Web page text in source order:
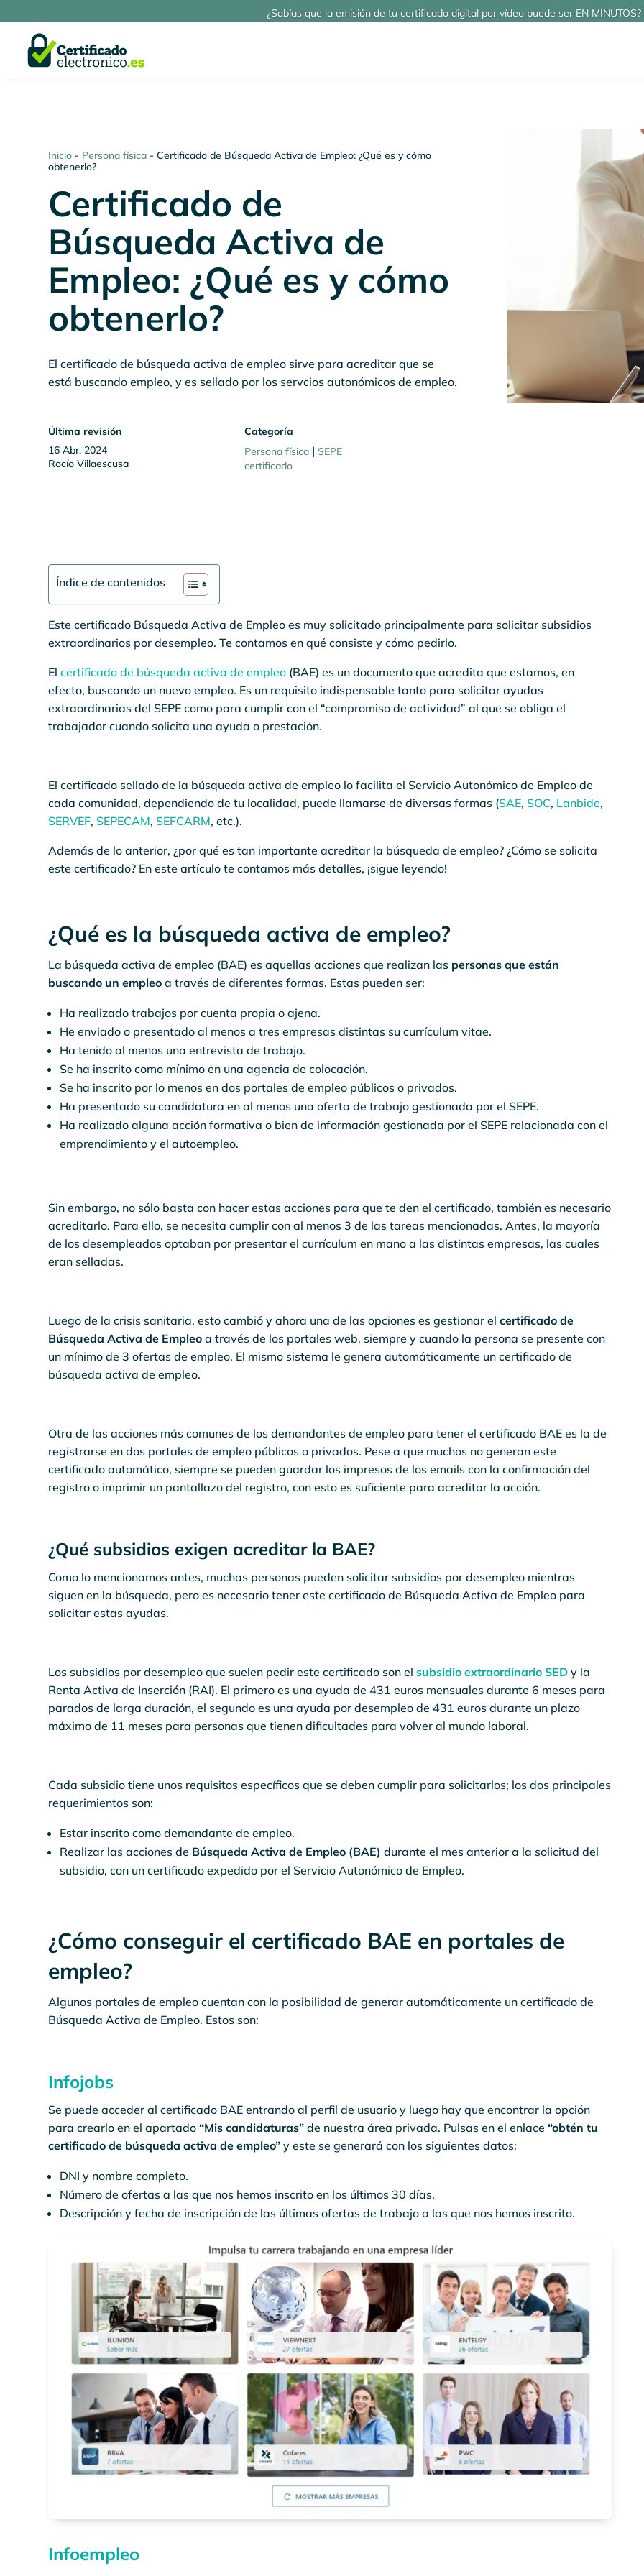
¿Sabías que la emisión de tu certificado digital por vídeo puede ser EN
Inicio - Persona física -Certificado de Búsqueda Activa de Empleo: ¿Qué es y cómo
obtenerlo?
Certificado de
Búsqueda Activa de
Empleo: ¿Qué es y cómo
obtenerlo?
El certificado de búsqueda activa de empleo sirve para acreditar que se
está buscando empleo, y es sellado por los servcios autonómicos de empleo.
Última revisión
16 Abr, 2024
Rocío Villaescusa
Categoría
Persona física |SEPE
certificado
Índice de contenidos
Este certificado Búsqueda Activa de Empleo es muy solicitado principalmente para solicitar subsidios
extraordinarios por desempleo. Te contamos en qué consiste y cómo pedirlo.
Elcertificado de búsqueda activa de empleo (BAE) es un documento que acredita que estamos, en
efecto, buscando un nuevo empleo. Es un requisito indispensable tanto para solicitar ayudas
extraordinarias del SEPE como para cumplir con el “compromiso de actividad” al que se obliga el
trabajador cuando solicita una ayuda o prestación.
El certificado sellado de la búsqueda activa de empleo lo facilita el Servicio Autonómico de Empleo de
cada comunidad, dependiendo de tu localidad, puede llamarse de diversas formas (SAE, SOC, Lanbide,
SERVEF, SEPECAM, SEFCARM, etc.).
Además de lo anterior, ¿por qué es tan importante acreditar la búsqueda de empleo? ¿Cómo se solicita
este certificado? En este artículo te contamos más detalles, ¡sigue leyendo!
¿Qué es la búsqueda activa de empleo?
La búsqueda activa de empleo (BAE) es aquellas acciones que realizan las personas que están
buscando un empleo a través de diferentes formas. Estas pueden ser:
Ha realizado trabajos por cuenta propia o ajena.
He enviado o presentado al menos a tres empresas distintas su currículum vitae.
Ha tenido al menos una entrevista de trabajo.
Se ha inscrito como mínimo en una agencia de colocación.
Se ha inscrito por lo menos en dos portales de empleo públicos o privados.
Ha presentado su candidatura en al menos una oferta de trabajo gestionada por el SEPE.
Ha realizado alguna acción formativa o bien de información gestionada por el SEPE relacionada con el
emprendimiento y el autoempleo.
Sin embargo, no sólo basta con hacer estas acciones para que te den el certificado, también es necesario
acreditarlo. Para ello, se necesita cumplir con al menos 3 de las tareas mencionadas. Antes, la mayoría
de los desempleados optaban por presentar el currículum en mano a las distintas empresas, las cuales
eran selladas.
Luego de la crisis sanitaria, esto cambió y ahora una de las opciones es gestionar elcertificado de
Búsqueda Activa de Empleo a través de los portales web, siempre y cuando la persona se presente con
un mínimo de 3 ofertas de empleo. El mismo sistema le genera automáticamente un certificado de
búsqueda activa de empleo.
Otra de las acciones más comunes de los demandantes de empleo para tener el certificado BAE es la de
registrarse en dos portales de empleo públicos o privados. Pese a que muchos no generan este
certificado automático, siempre se pueden guardar los impresos de los emails con la confirmación del
registro o imprimir un pantallazo del registro, con esto es suficiente para acreditar la acción.
¿Qué subsidios exigen acreditar la BAE?
Como lo mencionamos antes, muchas personas pueden solicitar subsidios por desempleo mientras
siguen en la búsqueda, pero es necesario tener este certificado de Búsqueda Activa de Empleo para
solicitar estas ayudas.
Los subsidios por desempleo que suelen pedir este certificado son el subsidio extraordinario SED y la
Renta Activa de Inserción (RAI). El primero es una ayuda de 431 euros mensuales durante 6 meses para
parados de larga duración, el segundo es una ayuda por desempleo de 431 euros durante un plazo
máximo de 11 meses para personas que tienen dificultades para volver al mundo laboral.
Cada subsidio tiene unos requisitos específicos que se deben cumplir para solicitarlos; los dos principales
requerimientos son:
Estar inscrito como demandante de empleo.
Realizar las acciones de Búsqueda Activa de Empleo (BAE) durante el mes anterior a la solicitud del
subsidio, con un certificado expedido por el Servicio Autonómico de Empleo.
¿Cómo conseguir el certificado BAE en portales de
empleo?
Algunos portales de empleo cuentan con la posibilidad de generar automáticamente un certificado de
Búsqueda Activa de Empleo. Estos son:
Infojobs
Se puede acceder al certificado BAE entrando al perfil de usuario y luego hay que encontrar la opción
para crearlo en el apartado“Mis candidaturas” de nuestra área privada. Pulsas en el enlace“obtén tu
certificado de búsqueda activa de empleo” y este se generará con los siguientes datos:
DNI y nombre completo.
Número de ofertas a las que nos hemos inscrito en los últimos 30 días.
Descripción y fecha de inscripción de las últimas ofertas de trabajo a las que nos hemos inscrito.
Infoempleo